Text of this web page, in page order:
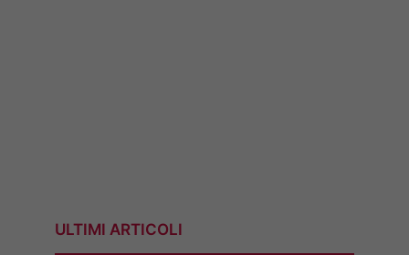
ULTIMI ARTICOLI